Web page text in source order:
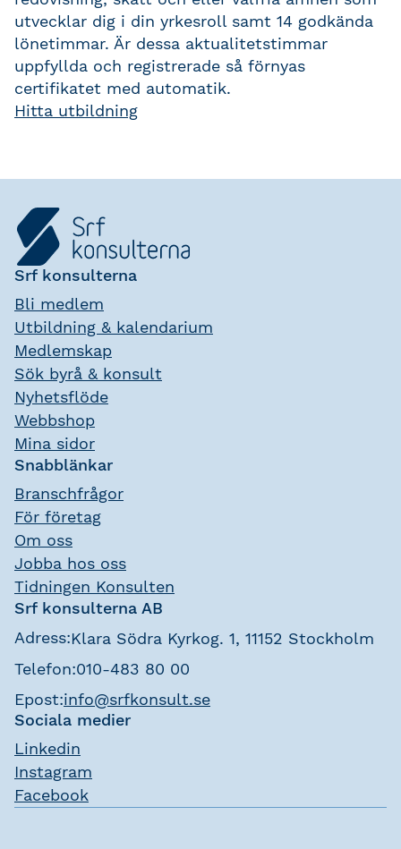
utvecklar dig i din yrkesroll samt 14 godkända
lönetimmar. Är dessa aktualitetstimmar
uppfyllda och registrerade så förnyas
certifikatet med automatik.
Hitta utbildning
Srf konsulterna
Bli medlem
Utbildning & kalendarium
Medlemskap
Sök byrå & konsult
Nyhetsflöde
Webbshop
Mina sidor
Snabblänkar
Branschfrågor
För företag
Om oss
Jobba hos oss
Tidningen Konsulten
Srf konsulterna AB
Adress:Klara Södra Kyrkog. 1, 11152 Stockholm
Telefon:010-483 80 00
Epost:info@srfkonsult.se
Sociala medier
Linkedin
Instagram
Facebook